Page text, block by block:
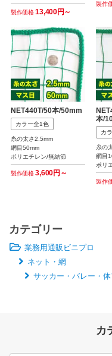
製作価格13,400円～
製作
NET440T/50本/50mm
カラー全1色
糸の太さ2.5mm
網目50mm
ポリエチレン/無結節
製作価格3,600円～
本/
カ
糸の
網目
ポリ
製作
カテゴリー
業務用通販ビニプロ
ネット・網
サッカー・バレー・
カ